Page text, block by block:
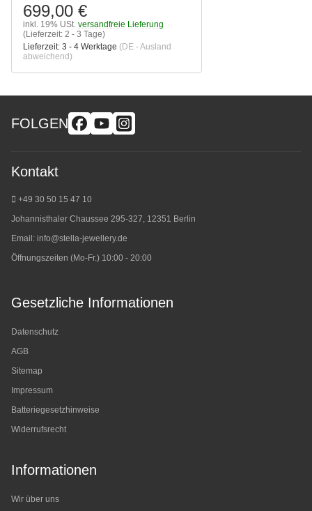
699,00 €
inkl. 19% USt. versandfreie Lieferung
(Lieferzeit: 2 - 3 Tage)
Lieferzeit: 3 - 4 Werktage (DE - Ausland
abweichend)
FOLGEN
Kontakt
+49 30 50 15 47 10
Johannisthaler Chaussee 295-327, 12351 Berlin
Email: info@stella-jewellery.de
Öffnungszeiten (Mo-Fr.) 10:00 - 20:00
Gesetzliche Informationen
Datenschutz
AGB
Sitemap
Impressum
Batteriegesetzhinweise
Widerrufsrecht
Informationen
Wir über uns